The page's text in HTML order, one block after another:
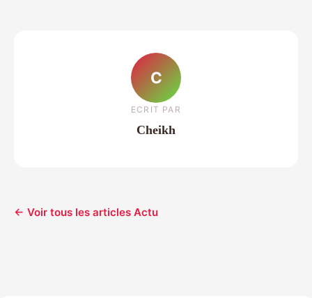
C
ECRIT PAR
Cheikh
← Voir tous les articles Actu